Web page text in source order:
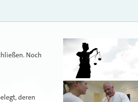
Noch
deren